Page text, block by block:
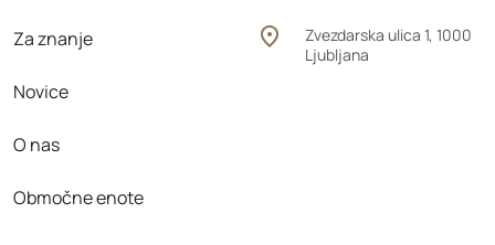
Zvezdarska ulica 1, 1000
Ljubljana
Za znanje
Novice
O nas
Območne enote